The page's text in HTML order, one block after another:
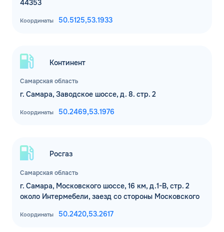
44353
Координаты 50.5125,53.1933
Самарская область
Континент
г. Самара, Заводское шоссе, д. 8. стр. 2
Координаты 50.2469,53.1976
Самарская область
Росгаз
г. Самара, Московского шоссе, 16 км, д.1-В, стр. 2
около Интермебели, заезд со стороны Московского
Координаты 50.2420,53.2617